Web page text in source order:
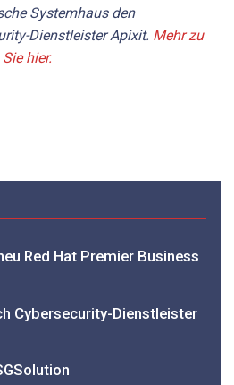
Systemhaus den
Dienstleister Apixit. Mehr zu
hier.
Red Hat Premier Business
Cybersecurity-Dienstleister